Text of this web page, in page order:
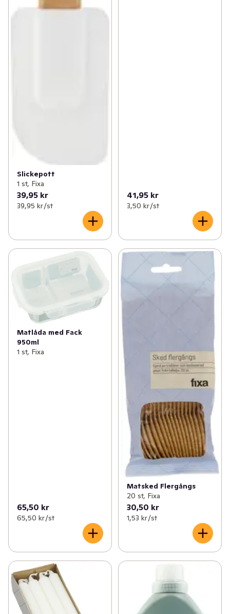
Slickepott
1 st, Fixa
39,95 kr
39,95 kr /st
41,95 kr
3,50 kr /st
Matlåda med Fack
950ml
1 st, Fixa
65,50 kr
65,50 kr /st
Matsked Flergångs
20 st, Fixa
30,50 kr
1,53 kr /st